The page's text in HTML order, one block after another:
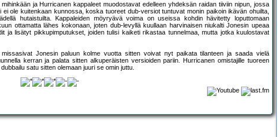
ja Hurricanen kappaleet muodostavat edelleen yhdeksän raidan tiiviin nipun, jossa
ole kuitenkaan kunnossa, koska tuoreet dub-versiot tuntuvat monin paikoin ikävän ohuilta,
hutaistuilta. Kappaleiden möyryävä voima on useissa kohdin hävitetty loputtomaan
ottamatta lähes kokonaan, joten dub-levyllä kuullaan harvinaisen niukalti Jonesin upeaa
ja lisätyt pikkupimputukset, joiden tulisi kaiketi rikastaa tunnelmaa, mutta jotka kuulostavat
Jonesin paluun kolme vuotta sitten voivat nyt paikata tilanteen ja saada vielä
kerran ja palata sitten alkuperäisten versioiden pariin. Hurricanen omistajille tuoreen
satu sitten olemaan juuri se omin juttu.